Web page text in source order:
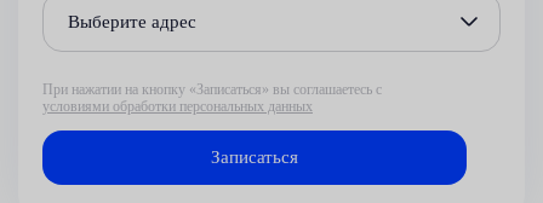
Выберите адрес
При нажатии на кнопку «Записаться» вы соглашаетесь с
условиями обработки персональных данных